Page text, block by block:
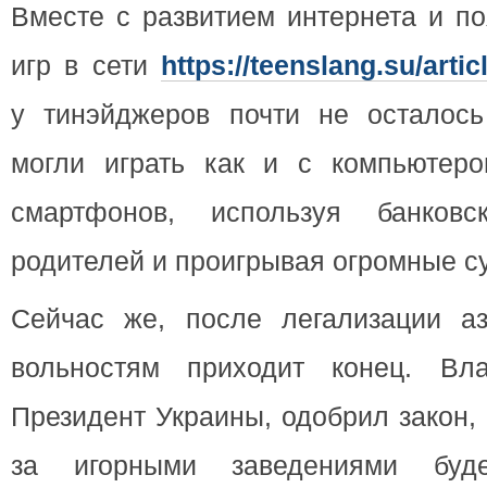
Вместе с развитием интернета и
игр в сети https://teenslang.su/
у тинэйджеров почти не
могли играть как и с
смартфонов, используя
родителей и проигрывая огромные
Сейчас же, после легализации
вольностям приходит конец.
Президент Украины, одобрил закон,
за игорными заведениями